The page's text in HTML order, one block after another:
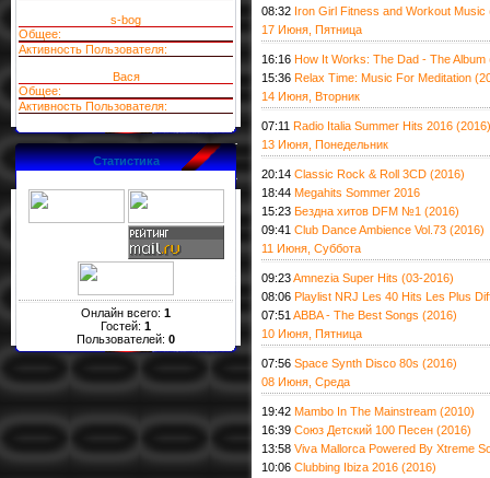
s-bog
Общее:
Активность Пользователя:
Вася
Общее:
Активность Пользователя:
Статистика
Онлайн всего: 1
Гостей: 1
Пользователей: 0
08:32 Iron Girl Fitness and Workout Music
17 Июня, Пятница
16:16 How It Works: The Dad - The Album
15:36 Relax Time: Music For Meditation
14 Июня, Вторник
07:11 Radio Italia Summer Hits 2016 (2016)
13 Июня, Понедельник
20:14 Classic Rock & Roll 3CD (2016)
18:44 Megahits Sommer 2016
15:23 Бездна хитов DFM №1 (2016)
09:41 Club Dance Ambience Vol.73 (2016)
11 Июня, Суббота
09:23Amnezia Super Hits (03-2016)
08:06 Playlist NRJ Les 40 Hits Les Plus
07:51 ABBA - The Best Songs (2016)
10 Июня, Пятница
07:56 Space Synth Disco 80s (2016)
08 Июня, Среда
19:42 Mambo In The Mainstream (2010)
16:39 Союз Детский 100 Песен (2016)
13:58 Viva Mallorca Powered By Xtreme
10:06 Clubbing Ibiza 2016 (2016)